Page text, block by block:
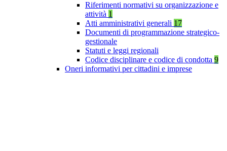
Riferimenti normativi su organizzazione e
attività 1
Atti amministrativi generali 17
Documenti di programmazione strategico-
gestionale
Statuti e leggi regionali
Codice disciplinare e codice di condotta 9
Oneri informativi per cittadini e imprese